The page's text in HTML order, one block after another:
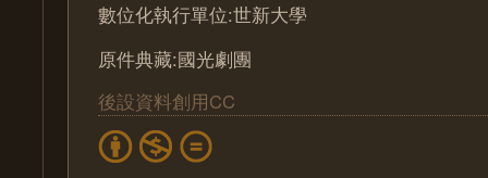
數位化執行單位:世新大學
原件典藏:國光劇團
後設資料創用CC